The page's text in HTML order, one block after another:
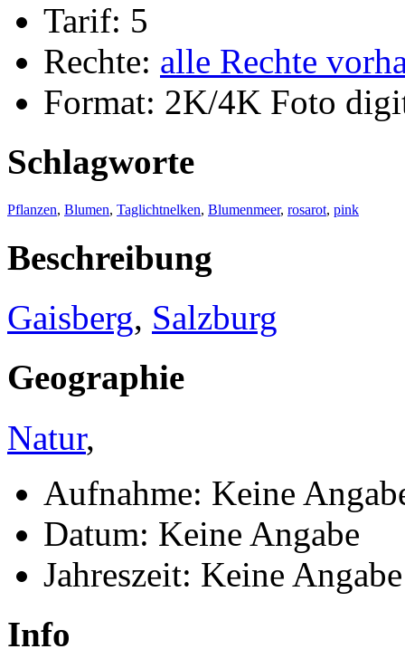
Tarif: 5
Rechte: alle Rechte
Format: 2K/4K Foto
Schlagworte
Pflanzen, Blumen, Taglichtnelken, Blumenmeer, rosarot, pink
Beschreibung
Gaisberg, Salzburg
Geographie
Natur,
Aufnahme: Keine
Datum: Keine Angabe
Jahreszeit: Keine Angabe
Info